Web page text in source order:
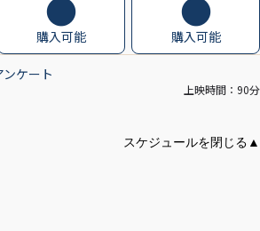
購入可能 購入可能
ケート
上映時間：90分